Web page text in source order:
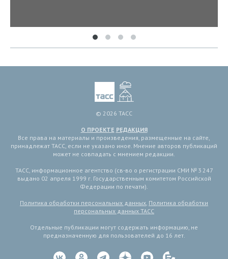
© 2026 ТАСС
О ПРОЕКТЕ РЕДАКЦИЯ
Все права на материалы и произведения, размещенные на сайте,
принадлежат ТАСС, если не указано иное. Мнение авторов публикаций
может не совпадать с мнением редакции.
ТАСС, информационное агентство (св-во о регистрации СМИ № 3 247
выдано 02 апреля 1999 г. Государственным комитетом Российской
Федерации по печати).
Политика обработки персональных данных, Политика обработки
персональных данных ТАСС
Отдельные публикации могут содержать информацию, не
предназначенную для пользователей до 16 лет.